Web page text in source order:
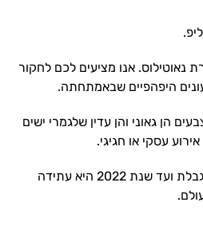
נאוטילוס. אנו מציעים לכם לחקור
היפהפיים שבאמתחתה.
הן גאוני והן עדין שלגמרי ישים
עסקי או חגיגי.
זכרו כי מדובר במהדורה מוגבלת ועד שנת 2022 היא עתידה